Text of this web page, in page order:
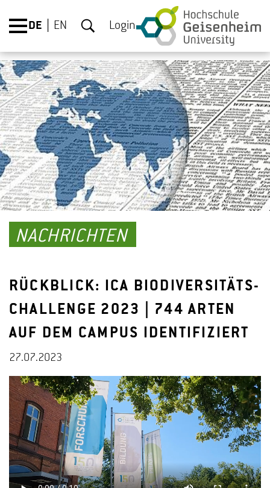
DE EN Login
NACHRICHTEN
RÜCKBLICK: ICA BIODIVERSITÄTS-
CHALLENGE 2023 | 744 ARTEN
AUF DEM CAMPUS IDENTIFIZIERT
27.07.2023